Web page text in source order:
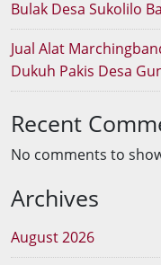
Bulak Desa Sukolilo
Jual Alat
Dukuh Pakis Desa
Recent
No comments to
Archives
August 2026